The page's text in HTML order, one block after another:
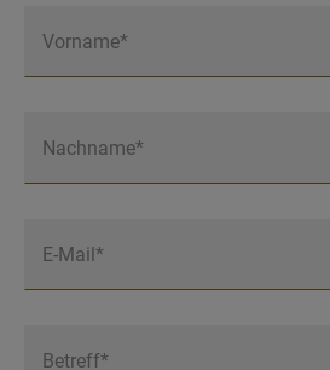
Vorname*
Nachname*
E-Mail*
Betreff*